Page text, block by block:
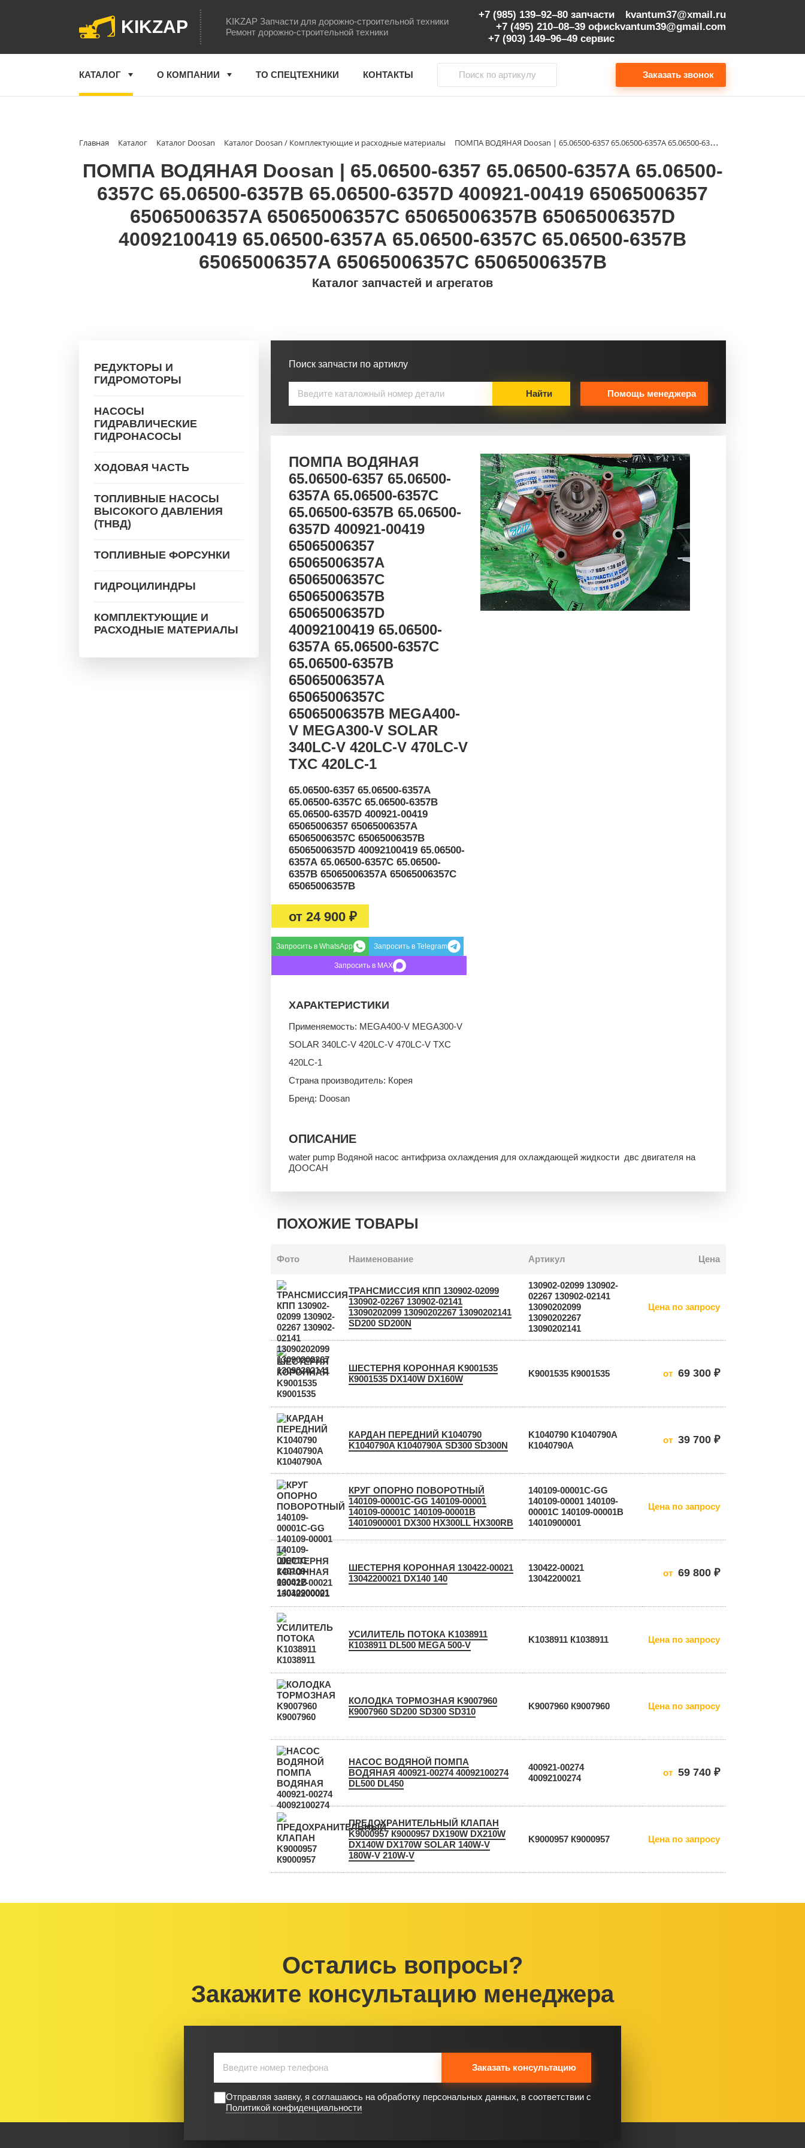
KIKZAP
KIKZAP Запчасти для дорожно-строительной техники
Ремонт дорожно-строительной техники
+7 (985) 139–92–80 запчасти
+7 (495) 210–08–39 офис
+7 (903) 149–96–49 сервис
kvantum37@xmail.ru
kvantum39@gmail.com
КАТАЛОГ О КОМПАНИИ ТО СПЕЦТЕХНИКИ КОНТАКТЫ Заказать звонок
Главная Каталог Каталог Doosan Каталог Doosan / Комплектующие и расходные материалы ПОМПА ВОДЯНАЯ Doosan | 65.06500-6357 65.06500-6357A 65.06500-6357C 65.06500-6357B 65.06500-6357D 400921-00419 65065006357 65065006357A 65065006357C 65065006357B 65065006357D 40092100419 65.06500-6357А 65.06500-6357С 65.06500-6357В 65065006357А 65065006357С 65065006357В
ПОМПА ВОДЯНАЯ Doosan | 65.06500-6357 65.06500-6357A 65.06500-
6357C 65.06500-6357B 65.06500-6357D 400921-00419 65065006357
65065006357A 65065006357C 65065006357B 65065006357D
40092100419 65.06500-6357А 65.06500-6357С 65.06500-6357В
65065006357А 65065006357С 65065006357В
Каталог запчастей и агрегатов
РЕДУКТОРЫ И
ГИДРОМОТОРЫ
НАСОСЫ
ГИДРАВЛИЧЕСКИЕ
ГИДРОНАСОСЫ
ХОДОВАЯ ЧАСТЬ
ТОПЛИВНЫЕ НАСОСЫ
ВЫСОКОГО ДАВЛЕНИЯ
(ТНВД)
ТОПЛИВНЫЕ ФОРСУНКИ
ГИДРОЦИЛИНДРЫ
КОМПЛЕКТУЮЩИЕ И
РАСХОДНЫЕ МАТЕРИАЛЫ
Поиск запчасти по артиклу
Найти Помощь менеджера
ПОМПА ВОДЯНАЯ
65.06500-6357 65.06500-
6357A 65.06500-6357C
65.06500-6357B 65.06500-
6357D 400921-00419
65065006357
65065006357A
65065006357C
65065006357B
65065006357D
40092100419 65.06500-
6357А 65.06500-6357С
65.06500-6357В
65065006357А
65065006357С
65065006357В MEGA400-
V MEGA300-V SOLAR
340LC-V 420LC-V 470LC-V
TXC 420LC-1
65.06500-6357 65.06500-6357A
65.06500-6357C 65.06500-6357B
65.06500-6357D 400921-00419
65065006357 65065006357A
65065006357C 65065006357B
65065006357D 40092100419 65.06500-
6357А 65.06500-6357С 65.06500-
6357В 65065006357А 65065006357С
65065006357В
от 24 900 ₽
Запросить в WhatsApp Запросить в Telegram
Запросить в MAX
ХАРАКТЕРИСТИКИ
Применяемость: MEGA400-V MEGA300-V
SOLAR 340LC-V 420LC-V 470LC-V TXC
420LC-1
Страна производитель: Корея
Бренд: Doosan
ОПИСАНИЕ
water pump Водяной насос антифриза охлаждения для охлаждающей жидкости двс двигателя на
ДООСАН
ПОХОЖИЕ ТОВАРЫ
Фото Наименование Артикул Цена
ТРАНСМИССИЯ КПП 130902-02099
130902-02267 130902-02141
13090202099 13090202267 13090202141
SD200 SD200N
130902-02099 130902-
02267 130902-02141
13090202099
13090202267
13090202141
Цена по запросу
ШЕСТЕРНЯ КОРОННАЯ K9001535
К9001535 DX140W DX160W
K9001535 К9001535 от 69 300 ₽
КАРДАН ПЕРЕДНИЙ K1040790
K1040790A К1040790А SD300 SD300N
K1040790 K1040790A
К1040790А
от 39 700 ₽
КРУГ ОПОРНО ПОВОРОТНЫЙ
140109-00001C-GG 140109-00001
140109-00001C 140109-00001B
14010900001 DX300 HX300LL HX300RB
140109-00001C-GG
140109-00001 140109-
00001C 140109-00001B
14010900001
Цена по запросу
ШЕСТЕРНЯ КОРОННАЯ 130422-00021
13042200021 DX140 140
130422-00021
13042200021
от 69 800 ₽
УСИЛИТЕЛЬ ПОТОКА K1038911
К1038911 DL500 MEGA 500-V
K1038911 К1038911 Цена по запросу
КОЛОДКА ТОРМОЗНАЯ K9007960
К9007960 SD200 SD300 SD310
K9007960 К9007960 Цена по запросу
НАСОС ВОДЯНОЙ ПОМПА
ВОДЯНАЯ 400921-00274 40092100274
DL500 DL450
400921-00274
40092100274
от 59 740 ₽
ПРЕДОХРАНИТЕЛЬНЫЙ КЛАПАН
K9000957 К9000957 DX190W DX210W
DX140W DX170W SOLAR 140W-V
180W-V 210W-V
K9000957 К9000957 Цена по запросу
Остались вопросы?
Закажите консультацию менеджера
Заказать консультацию
Отправляя заявку, я соглашаюсь на обработку персональных данных, в соответствии с
Политикой конфиденциальности